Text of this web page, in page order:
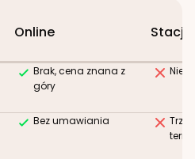
Online
Brak, cena znana z
góry
Bez umawiania